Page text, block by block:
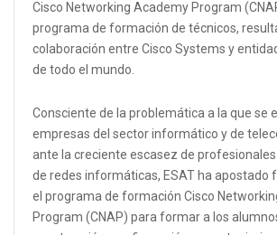
Cisco Networking Academy Program
programa de formación de técnicos,
colaboración entre Cisco Systems y
de todo el mundo.
Consciente de la problemática a la que se
empresas del sector informático y de
ante la creciente escasez de
de redes informáticas, ESAT ha apostado
el programa de formación Cisco
Program (CNAP) para formar a los